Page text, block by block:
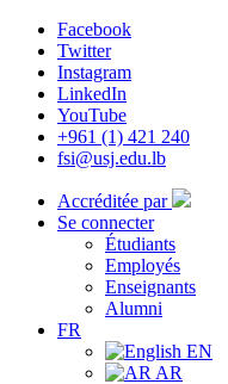
Facebook
Twitter
Instagram
LinkedIn
YouTube
+961 (1) 421 240
fsi@usj.edu.lb
Accréditée par
Se connecter
Étudiants
Employés
Enseignants
Alumni
FR
EN
AR